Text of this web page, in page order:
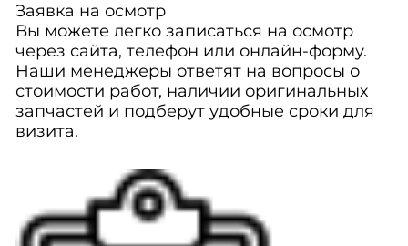
Заявка на осмотр
Вы можете легко записаться на осмотр
через сайта, телефон или онлайн-форму.
Наши менеджеры ответят на вопросы о
стоимости работ, наличии оригинальных
запчастей и подберут удобные сроки для
визита.